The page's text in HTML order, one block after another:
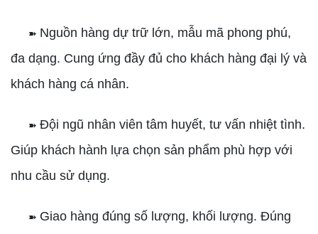
➽ Nguồn hàng dự trữ lớn, mẫu mã phong phú,
đa dạng. Cung ứng đầy đủ cho khách hàng đại lý và
khách hàng cá nhân.
➽ Đội ngũ nhân viên tâm huyết, tư vấn nhiệt tình.
Giúp khách hành lựa chọn sản phẩm phù hợp với
nhu cầu sử dụng.
➽ Giao hàng đúng số lượng, khối lượng. Đúng